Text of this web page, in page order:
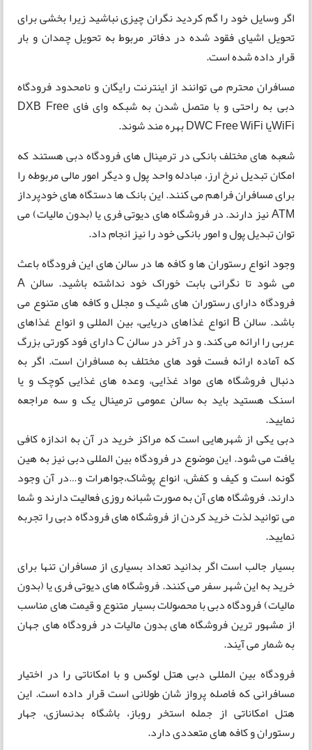
اگر وسایل خود را گم کردید نگران چیزی نباشید زیرا بخشی برای
تحویل اشیای فقود شده در دفاتر مربوط به تحویل چمدان و بار
قرار داده شده است.
مسافران محترم می توانند از اینترنت رایگان و نامحدود فرودگاه
دبی به راحتی و با متصل شدن به شبکه وای فای DXB Free
WiFiیا DWC Free WiFi بهره مند شوند.
شعبه های مختلف بانکی در ترمینال های فرودگاه دبی هستند که
امکان تبدیل نرخ ارز، مبادله واحد پول و دیگر امور مالی مربوطه را
برای مسافران فراهم می کنند. این بانک ها دستگاه های خودپرداز
ATM نیز دارند. در فروشگاه های دیوتی فری یا (بدون مالیات) می
توان تبدیل پول و امور بانکی خود را نیز انجام داد.
وجود انواع رستوران ها و کافه ها در سالن های این فرودگاه باعث
می شود تا نگرانی بابت خوراک خود نداشته باشید. سالن A
فرودگاه دارای رستوران های شیک و مجلل و کافه های متنوع می
باشد. سالن B انواع غذاهای دریایی، بین المللی و انواع غذاهای
عربی را ارائه می کند. و در آخر در سالن C دارای فود کورتی بزرگ
که آماده ارائه فست فود های مختلف به مسافران است. اگر به
دنبال فروشگاه های مواد غذایی، وعده های غذایی کوچک و یا
اسنک هستید باید به سالن عمومی ترمینال یک و سه مراجعه
نمایید.
دبی یکی از شهرهایی است که مراکز خرید در آن به اندازه کافی
یافت می شود. این موضوع در فرودگاه بین المللی دبی نیز به هین
گونه است و کیف و کفش، انواع پوشاک،جواهرات و…در آن وجود
دارند. فروشگاه های آن به صورت شبانه روزی فعالیت دارند و شما
می توانید لذت خرید کردن از فروشگاه های فرودگاه دبی را تجربه
نمایید.
بسیار جالب است اگر بدانید تعداد بسیاری از مسافران تنها برای
خرید به این شهر سفر می کنند. فروشگاه های دیوتی فری یا (بدون
مالیات) فرودگاه دبی با محصولات بسیار متنوع و قیمت های مناسب
از مشهور ترین فروشگاه های بدون مالیات در فرودگاه های جهان
به شمار می آیند.
فرودگاه بین المللی دبی هتل لوکس و با امکاناتی را در اختیار
مسافرانی که فاصله پرواز شان طولانی است قرار داده است. این
هتل امکاناتی از جمله استخر روباز، باشگاه بدنسازی، جهار
رستوران و کافه های متعددی دارد.